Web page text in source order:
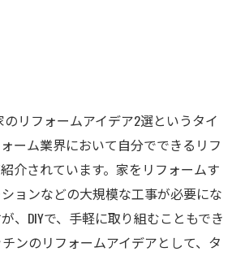
のリフォームアイデア2選というタイ
ーム業界において自分でできるリフ
介されています。家をリフォームす
ョンなどの大規模な工事が必要にな
、DIYで、手軽に取り組むこともでき
ンのリフォームアイデアとして、タ